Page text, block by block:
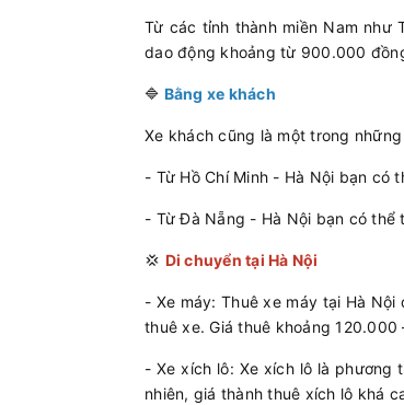
Từ các tỉnh thành miền Nam như
dao động khoảng từ 900.000
🔷 Bằng xe khách
Xe khách cũng là một trong
- Từ Hồ Chí Minh - Hà Nội bạn có
- Từ Đà Nẵng - Hà Nội bạn có thể
💢 Di chuyển tại Hà Nội
- Xe máy: Thuê xe máy tại Hà
thuê xe. Giá thuê khoảng
- Xe xích lô: Xe xích lô là phương
nhiên, giá thành thuê xích lô khá